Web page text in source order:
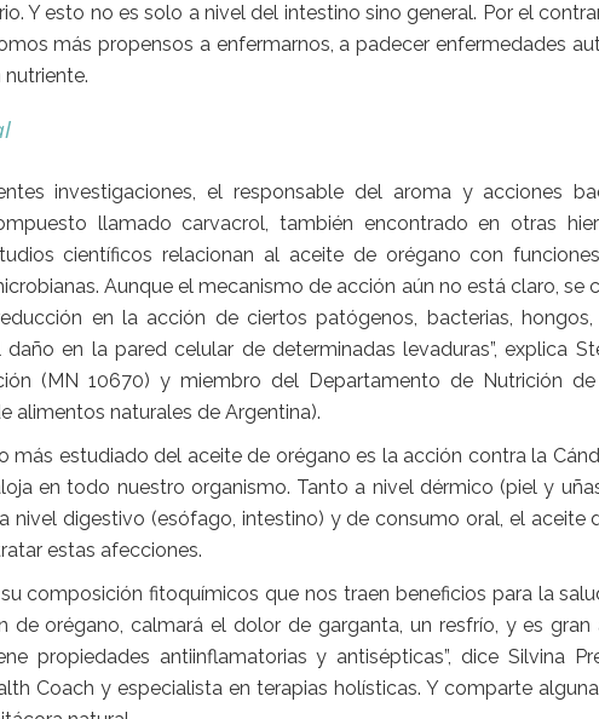
Y esto no es solo a nivel del intestino sino general. Por el
más propensos a enfermarnos, a padecer enfermedades
investigaciones, el responsable del aroma y acciones
llamado carvacrol, también encontrado en otras
científicos relacionan al aceite de orégano con
Aunque el mecanismo de acción aún no está claro, se
en la acción de ciertos patógenos, bacterias, hongos,
en la pared celular de determinadas levaduras”, explica
(MN 10670) y miembro del Departamento de Nutrición
alimentos naturales de Argentina).
más estudiado del aceite de orégano es la acción contra la
en todo nuestro organismo. Tanto a nivel dérmico (piel y
nivel digestivo (esófago, intestino) y de consumo oral, el aceite
estas afecciones.
composición fitoquímicos que nos traen beneficios para la
de orégano, calmará el dolor de garganta, un resfrío, y es gran
propiedades antiinflamatorias y antisépticas”, dice Silvina
Coach y especialista en terapias holísticas. Y comparte